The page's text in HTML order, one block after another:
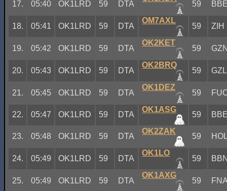
17. 05:40 OK1LRD 59 DTA 59
18. 05:41 OK1LRD 59 DTA
OM7AXL
59 ZIH
19. 05:42 OK1LRD 59 DTA
OK2KET
59
20. 05:43 OK1LRD 59 DTA
OK2BRQ
59 GZL
21. 05:45 OK1LRD 59 DTA
OK1DEZ
59
22. 05:47 OK1LRD 59 DTA
OK1ASG
59
23. 05:48 OK1LRD 59 DTA
OK2ZAK
59
24. 05:49 OK1LRD 59 DTA
OK1LO
59
25. 05:49 OK1LRD 59 DTA
OK1AXG
59